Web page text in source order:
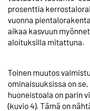
prosenttia
vuonna
aikaa kasvuun
aloituksilla mitattuna.
Toinen muutos
ominaisuuksissa on
huoneisto­ala on parin
(kuvio 4). Tämä on